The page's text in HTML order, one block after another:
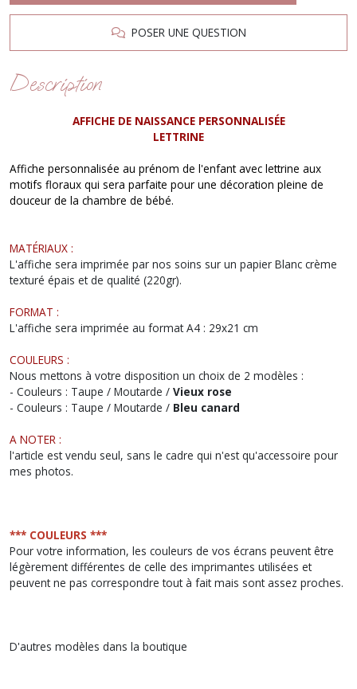
POSER UNE QUESTION
Description
AFFICHE DE NAISSANCE PERSONNALISÉE
LETTRINE
Affiche personnalisée au prénom de l'enfant avec lettrine aux
motifs floraux qui sera parfaite pour une décoration pleine de
douceur de la chambre de bébé.
MATÉRIAUX :
L'affiche sera imprimée par nos soins sur un papier Blanc crème
texturé épais et de qualité (220gr).
FORMAT :
L'affiche sera imprimée au format A4 : 29x21 cm
COULEURS :
Nous mettons à votre disposition un choix de 2 modèles :
- Couleurs : Taupe / Moutarde / Vieux rose
- Couleurs : Taupe / Moutarde / Bleu canard
A NOTER :
l'article est vendu seul, sans le cadre qui n'est qu'accessoire pour
mes photos.
*** COULEURS ***
Pour votre information, les couleurs de vos écrans peuvent être
légèrement différentes de celle des imprimantes utilisées et
peuvent ne pas correspondre tout à fait mais sont assez proches.
D'autres modèles dans la boutique